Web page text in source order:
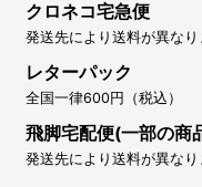
クロネコ宅急便
発送先により送料が異なり
レターパック
全国一律600円（税込）
飛脚宅配便(一部の商
発送先により送料が異なり